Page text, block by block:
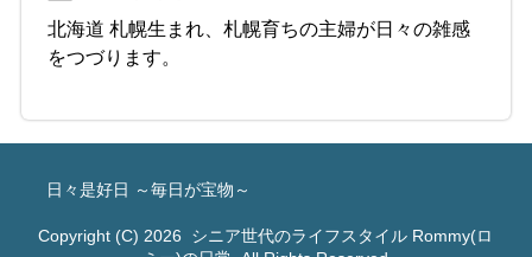
北海道 札幌生まれ、札幌育ちの主婦が日々の雑感
をつづります。
日々是好日 ～毎日が宝物～
Copyright (C) 2026 シニア世代のライフスタイル Rommy(ロ